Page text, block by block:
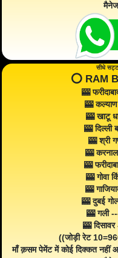
सीधे
⭕️ RAM
🎰
🎰
🎰 खाटू
🎰 दिल्ली
🎰 श्री
🎰
🎰
🎰 गोवा
🎰
🎰 दुबई
🎰 गली
🎰
((जोड़ी रेट
माँ क़सम पेमेंट में कोई दिक्कत नहीं